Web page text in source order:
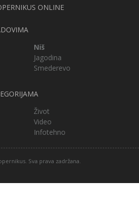
ONLINE
Niš
Jagodina
Smederevo
Život
Video
Infotehno
Sva prava zadržana.